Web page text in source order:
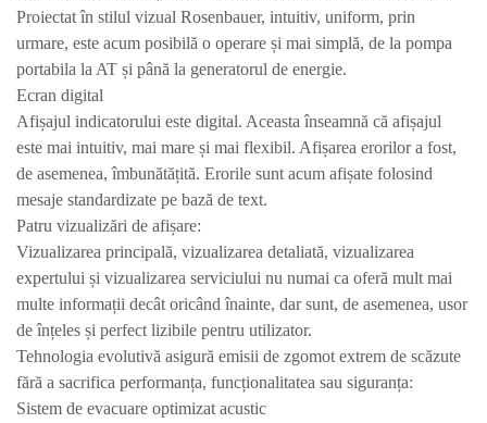
Proiectat în stilul vizual Rosenbauer, intuitiv, uniform, prin
urmare, este acum posibilă o operare și mai simplă, de la pompa
portabila la AT și până la generatorul de energie.
Ecran digital
Afișajul indicatorului este digital. Aceasta înseamnă că afișajul
este mai intuitiv, mai mare și mai flexibil. Afișarea erorilor a fost,
de asemenea, îmbunătățită. Erorile sunt acum afișate folosind
mesaje standardizate pe bază de text.
Patru vizualizări de afișare:
Vizualizarea principală, vizualizarea detaliată, vizualizarea
expertului și vizualizarea serviciului nu numai ca oferă mult mai
multe informații decât oricând înainte, dar sunt, de asemenea, usor
de înțeles și perfect lizibile pentru utilizator.
Tehnologia evolutivă asigură emisii de zgomot extrem de scăzute
fără a sacrifica performanța, funcționalitatea sau siguranța:
Sistem de evacuare optimizat acustic